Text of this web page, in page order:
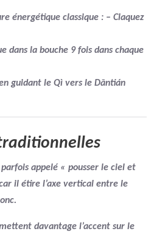
énergétique classique : – Claquez
dans la bouche 9 fois dans chaque
guidant le Qì vers le Dāntián
appelé « pousser le ciel et
il étire l’axe vertical entre le
davantage l’accent sur le